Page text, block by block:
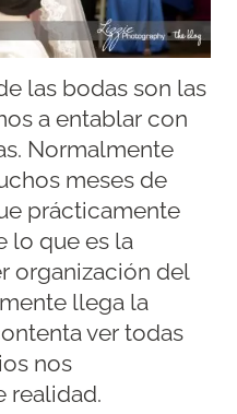
las bodas son las
a entablar con
Normalmente
meses de
prácticamente
lo que es la
organización del
llega la
ver todas
nos
realidad.